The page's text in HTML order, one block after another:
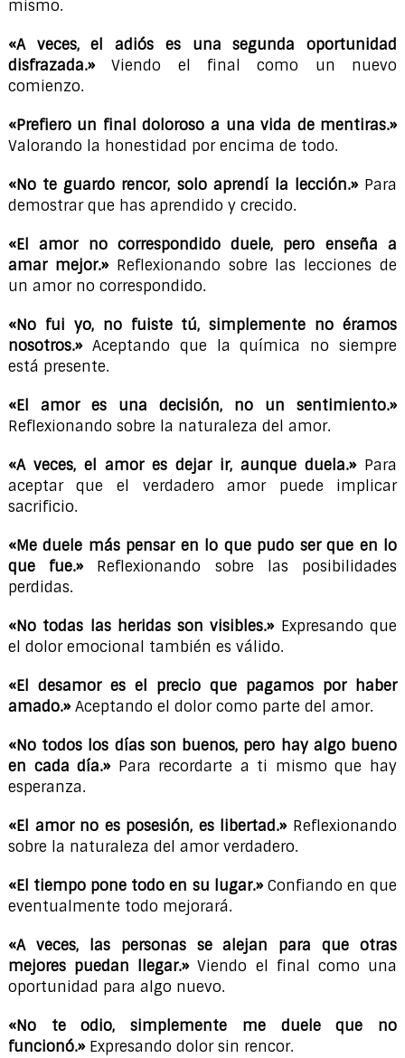
mismo.
«A veces, el adiós es una segunda oportunidad
disfrazada.»Viendo el final como un nuevo
comienzo.
«Prefiero un final doloroso a una vida de mentiras.»
Valorando la honestidad por encima de todo.
«No te guardo rencor, solo aprendí la lección.»Para
demostrar que has aprendido y crecido.
«El amor no correspondido duele, pero enseña a
amar mejor.»Reflexionando sobre las lecciones de
un amor no correspondido.
«No fui yo, no fuiste tú, simplemente no éramos
nosotros.»Aceptando que la química no siempre
está presente.
«El amor es una decisión, no un sentimiento.»
Reflexionando sobre la naturaleza del amor.
«A veces, el amor es dejar ir, aunque duela.»Para
aceptar que el verdadero amor puede implicar
sacrificio.
«Me duele más pensar en lo que pudo ser que en lo
que fue.»Reflexionando sobre las posibilidades
perdidas.
«No todas las heridas son visibles.»Expresando que
el dolor emocional también es válido.
«El desamor es el precio que pagamos por haber
amado.»Aceptando el dolor como parte del amor.
«No todos los días son buenos, pero hay algo bueno
en cada día.»Para recordarte a ti mismo que hay
esperanza.
«El amor no es posesión, es libertad.»Reflexionando
sobre la naturaleza del amor verdadero.
«El tiempo pone todo en su lugar.»Confiando en que
eventualmente todo mejorará.
«A veces, las personas se alejan para que otras
mejores puedan llegar.»Viendo el final como una
oportunidad para algo nuevo.
«No te odio, simplemente me duele que no
funcionó.»Expresando dolor sin rencor.